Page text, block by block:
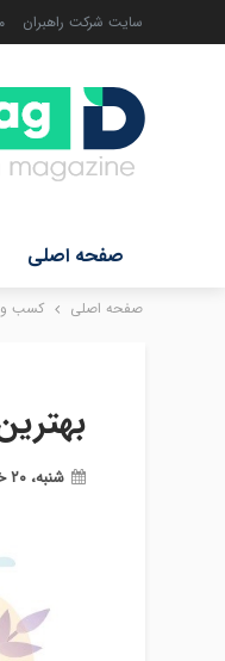
سایت شرکت راهبران
صفحه اصلی
صفحه اصلی کسب و
شنبه، ۲۰ خرداد ۱۴۰۲